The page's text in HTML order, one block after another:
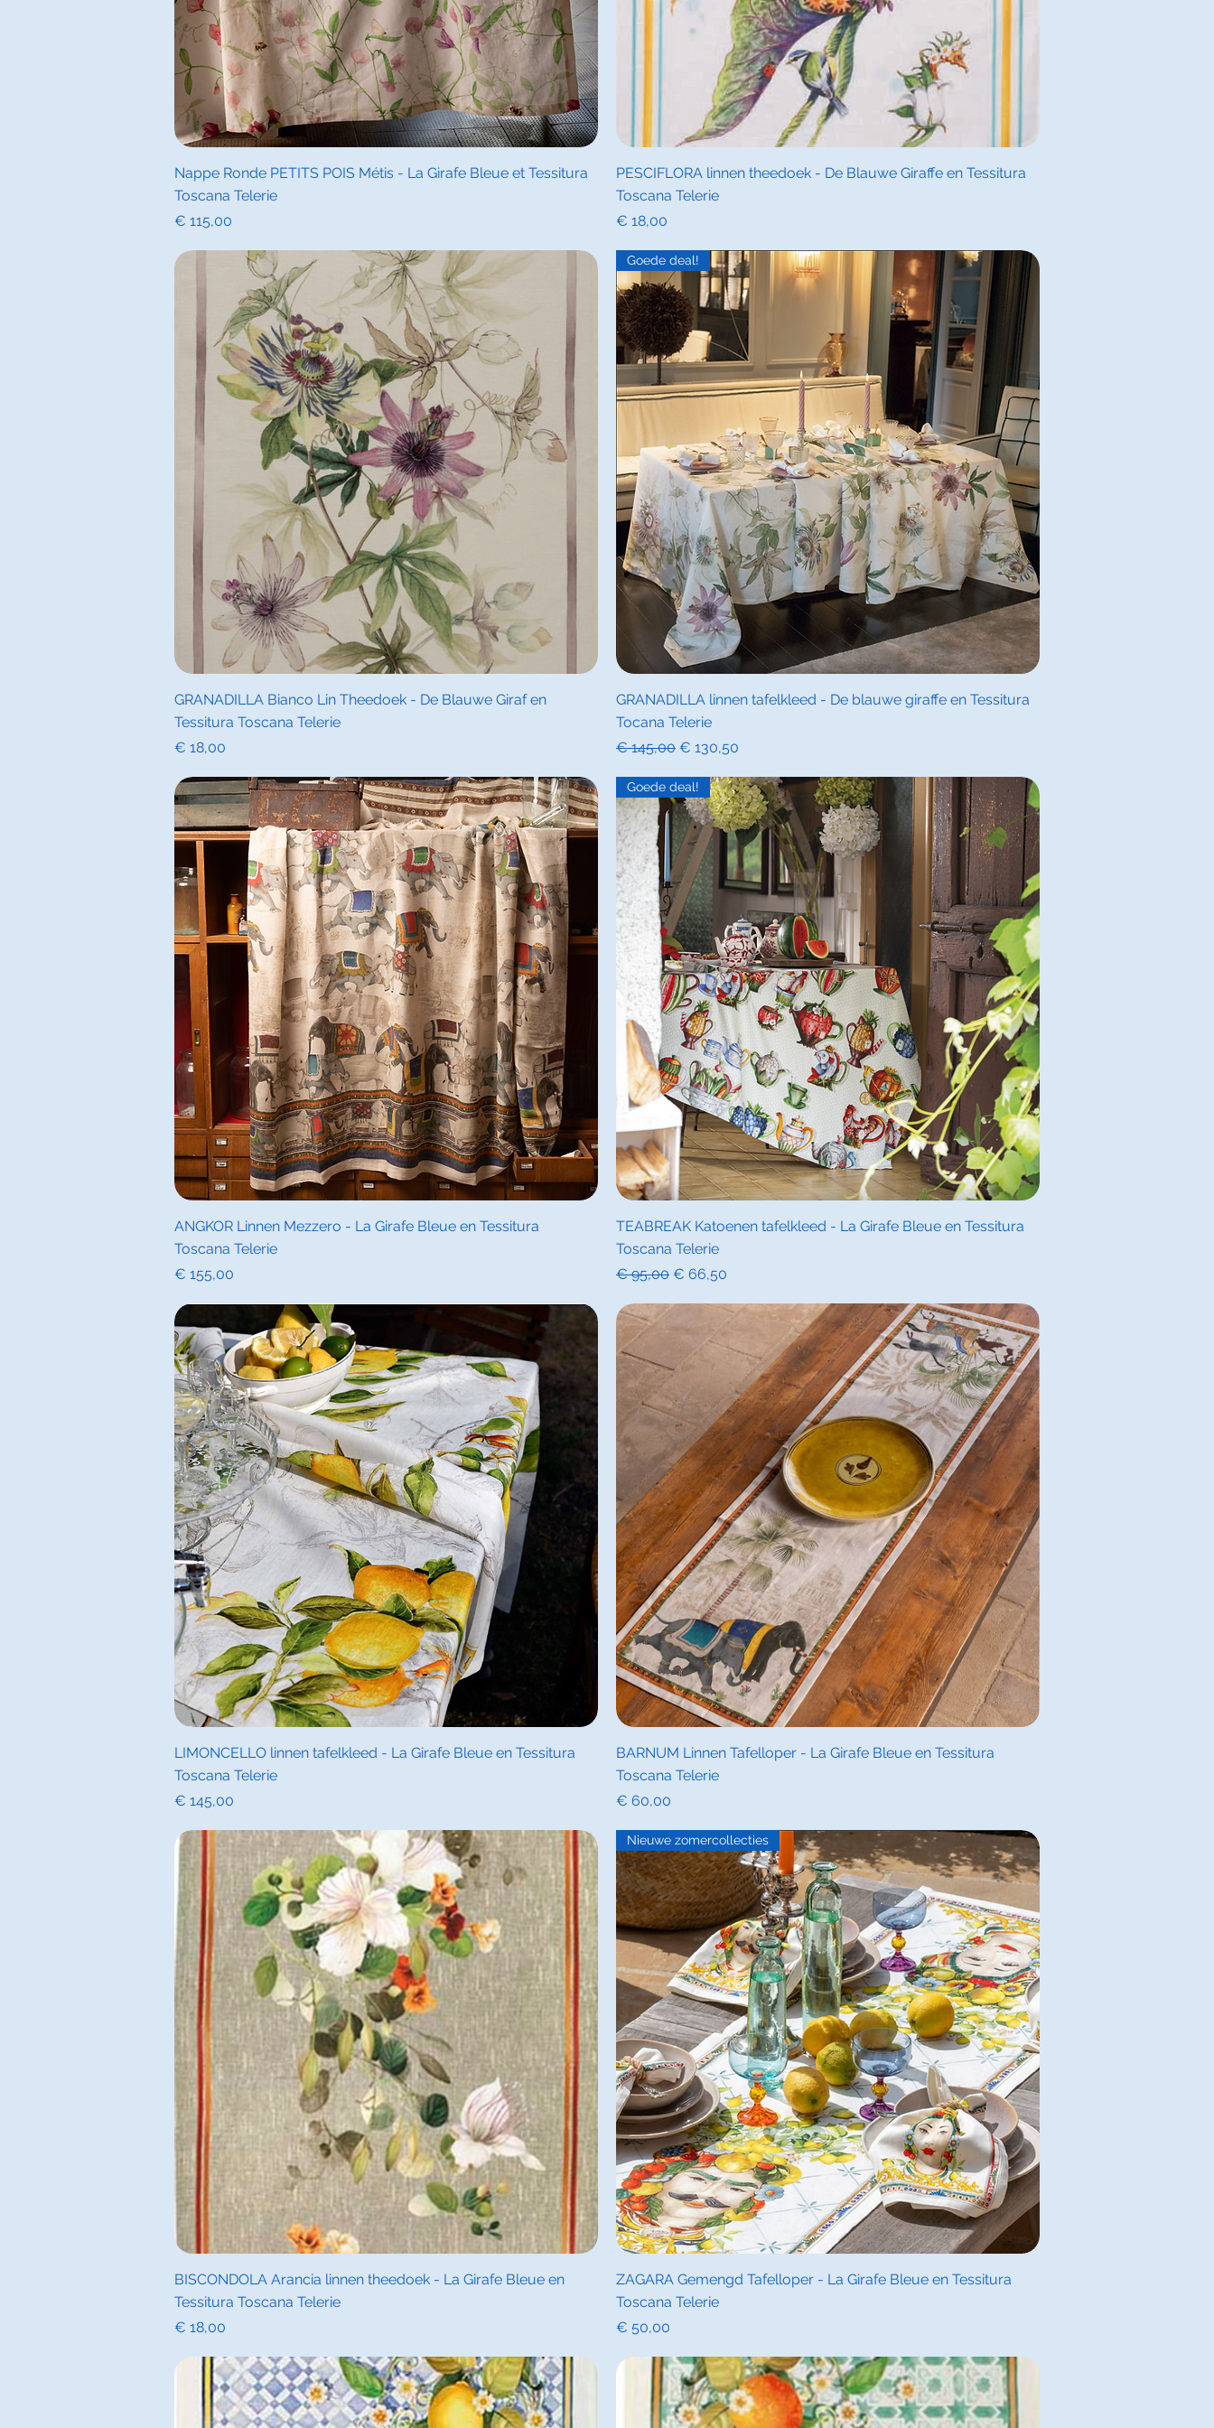
Snel overzicht
Nappe Ronde PETITS POIS Métis - La Girafe Bleue et Tessitura
Toscana Telerie
Prijs
€ 115,00
Snel overzicht
PESCIFLORA linnen theedoek - De Blauwe Giraffe en Tessitura
Toscana Telerie
Prijs
€ 18,00
Snel overzicht
GRANADILLA Bianco Lin Theedoek - De Blauwe Giraf en
Tessitura Toscana Telerie
Prijs
€ 18,00
Snel overzicht
Goede deal!
GRANADILLA linnen tafelkleed - De blauwe giraffe en Tessitura
Tocana Telerie
Normale prijs
€ 145,00 Verkoopprijs
€ 130,50
Snel overzicht
ANGKOR Linnen Mezzero - La Girafe Bleue en Tessitura
Toscana Telerie
Prijs
€ 155,00
Snel overzicht
Goede deal!
TEABREAK Katoenen tafelkleed - La Girafe Bleue en Tessitura
Toscana Telerie
Normale prijs
€ 95,00 Verkoopprijs
€ 66,50
Snel overzicht
LIMONCELLO linnen tafelkleed - La Girafe Bleue en Tessitura
Toscana Telerie
Prijs
€ 145,00
Snel overzicht
BARNUM Linnen Tafelloper - La Girafe Bleue en Tessitura
Toscana Telerie
Prijs
€ 60,00
Snel overzicht
BISCONDOLA Arancia linnen theedoek - La Girafe Bleue en
Tessitura Toscana Telerie
Prijs
€ 18,00
Snel overzicht
Nieuwe zomercollecties
ZAGARA Gemengd Tafelloper - La Girafe Bleue en Tessitura
Toscana Telerie
Prijs
€ 50,00